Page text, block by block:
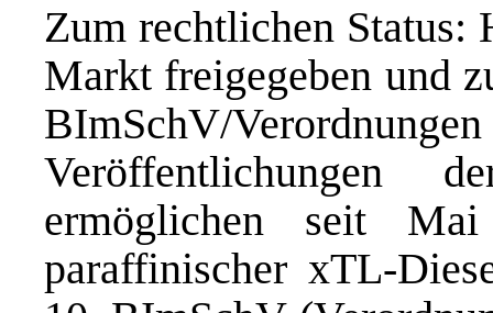
Zum rechtlichen Status:
Markt freigegeben und
BImSchV/
Veröffentlichungen
ermöglichen seit
paraffinischer xTL-